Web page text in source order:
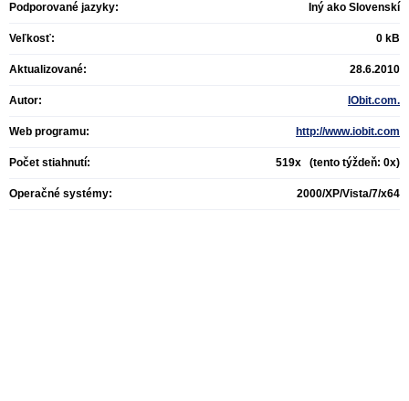
Podporované jazyky: Iný ako Slovenskí
Veľkosť: 0 kB
Aktualizované: 28.6.2010
Autor: IObit.com.
Web programu: http://www.iobit.com
Počet stiahnutí: 519x (tento týždeň: 0x)
Operačné systémy: 2000/XP/Vista/7/x64